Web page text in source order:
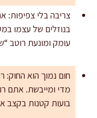
צריבה בלי צפיפות:
בנוזלים של עצמו
עומק ומונעת רוטב
חום נמוך הוא
מדי ומייבשת. אתם
בועות קטנות בקצב